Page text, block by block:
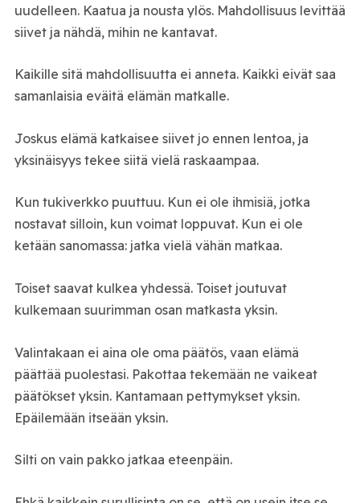
uudelleen. Kaatua ja nousta ylös. Mahdollisuus levittää
siivet ja nähdä, mihin ne kantavat.
Kaikille sitä mahdollisuutta ei anneta. Kaikki eivät saa
samanlaisia eväitä elämän matkalle.
Joskus elämä katkaisee siivet jo ennen lentoa, ja
yksinäisyys tekee siitä vielä raskaampaa.
Kun tukiverkko puuttuu. Kun ei ole ihmisiä, jotka
nostavat silloin, kun voimat loppuvat. Kun ei ole
ketään sanomassa: jatka vielä vähän matkaa.
Toiset saavat kulkea yhdessä. Toiset joutuvat
kulkemaan suurimman osan matkasta yksin.
Valintakaan ei aina ole oma päätös, vaan elämä
päättää puolestasi. Pakottaa tekemään ne vaikeat
päätökset yksin. Kantamaan pettymykset yksin.
Epäilemään itseään yksin.
Silti on vain pakko jatkaa eteenpäin.